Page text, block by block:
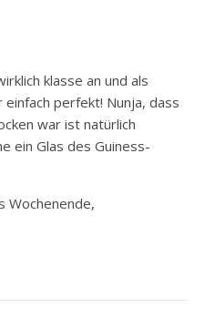
klasse an und als
perfekt! Nunja, dass
war ist natürlich
ein Glas des Guiness-
Wochenende,